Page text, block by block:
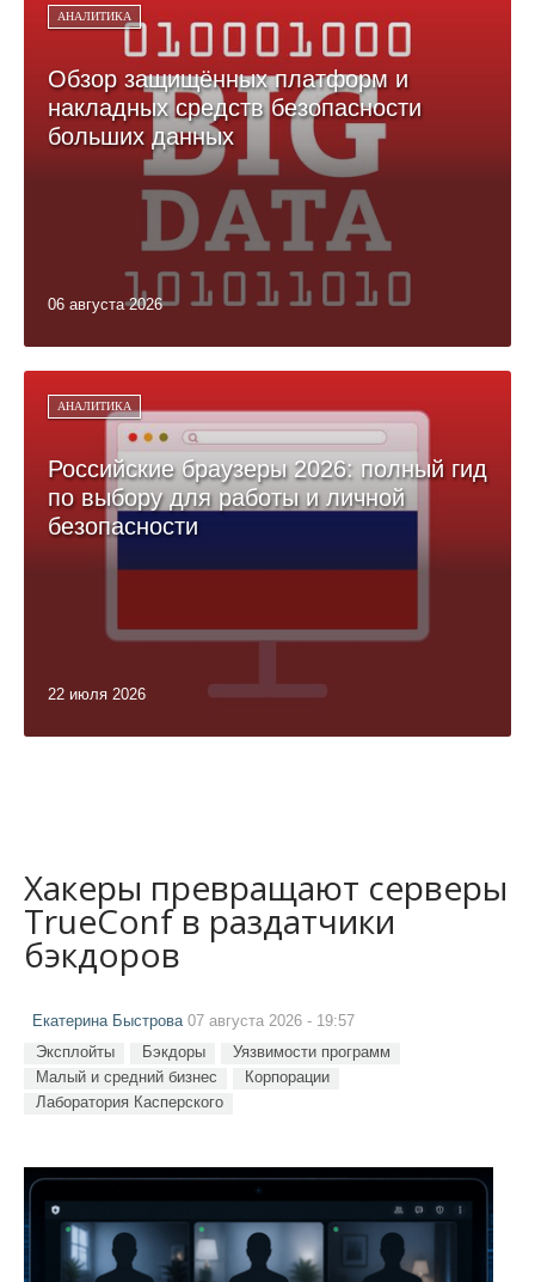
АНАЛИТИКА
Обзор защищённых платформ и
накладных средств безопасности
больших данных
06 августа 2026
АНАЛИТИКА
Российские браузеры 2026: полный гид
по выбору для работы и личной
безопасности
22 июля 2026
Хакеры превращают серверы
TrueConf в раздатчики
бэкдоров
Екатерина Быстрова 07 августа 2026 - 19:57
Эксплойты Бэкдоры
Уязвимости программ
Малый и средний бизнес
Корпорации
Лаборатория Касперского